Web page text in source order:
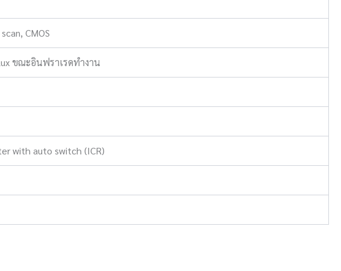
CMOS
ขณะอินฟราเรดทำงาน
with auto switch (ICR)